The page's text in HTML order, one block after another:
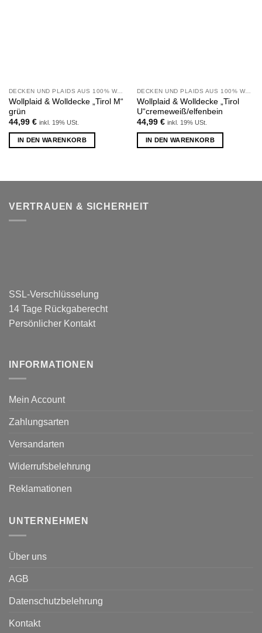
DECKEN UND PLAIDS AUS 100% WOLLE
Wollplaid & Wolldecke „Tirol M“
grün
44,99 € inkl. 19% USt.
IN DEN WARENKORB
DECKEN UND PLAIDS AUS 100% WOLLE
Wollplaid & Wolldecke „Tirol
U“cremeweiß/elfenbein
44,99 € inkl. 19% USt.
IN DEN WARENKORB
VERTRAUEN & SICHERHEIT
SSL-Verschlüsselung
14 Tage Rückgaberecht
Persönlicher Kontakt
INFORMATIONEN
Mein Account
Zahlungsarten
Versandarten
Widerrufsbelehrung
Reklamationen
UNTERNEHMEN
Über uns
AGB
Datenschutzbelehrung
Kontakt